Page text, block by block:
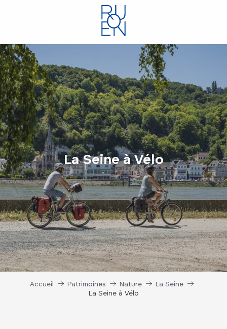
principal
La Seine à Vélo
Accueil Patrimoines Nature
La Seine
La Seine à Vélo